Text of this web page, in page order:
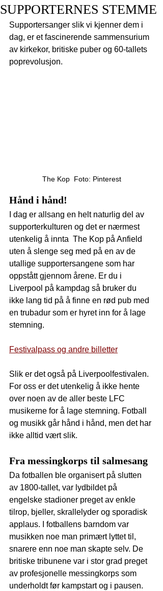
SUPPORTERNES STEMME
Supportersanger slik vi kjenner dem i
dag, er et fascinerende sammensurium
av kirkekor, britiske puber og 60-tallets
poprevolusjon.
The Kop  Foto: Pinterest
Hånd i hånd!
I dag er allsang en helt naturlig del av
supporterkulturen og det er nærmest
utenkelig å innta  The Kop på Anfield
uten å slenge seg med på en av de
utallige supportersangene som har
oppstått gjennom årene. Er du i
Liverpool på kampdag så bruker du
ikke lang tid på å finne en rød pub med
en trubadur som er hyret inn for å lage
stemning.
Festivalpass og andre billetter
Slik er det også på Liverpoolfestivalen.
For oss er det utenkelig å ikke hente
over noen av de aller beste LFC
musikerne for å lage stemning. Fotball
og musikk går hånd i hånd, men det har
ikke alltid vært slik.
Fra messingkorps til salmesang
Da fotballen ble organisert på slutten
av 1800-tallet, var lydbildet på
engelske stadioner preget av enkle
tilrop, bjeller, skrallelyder og sporadisk
applaus. I fotballens barndom var
musikken noe man primært lyttet til,
snarere enn noe man skapte selv. De
britiske tribunene var i stor grad preget
av profesjonelle messingkorps som
underholdt før kampstart og i pausen.